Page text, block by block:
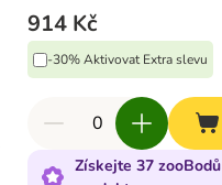
914 Kč
-30% Aktivovat Extra slevu
Získejte 37